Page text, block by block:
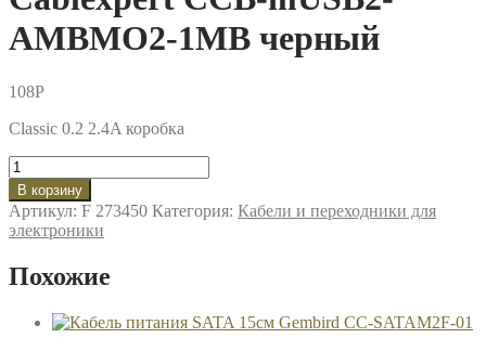
AMBMO2-1MB черный
108P
Classic 0.2 2.4A коробка
Количество
товара
Кабель
USB-
microB
Cablexpert
mUSB2-
В корзину
Артикул: F 273450 Категория: Кабели и переходники для
электроники
Похожие